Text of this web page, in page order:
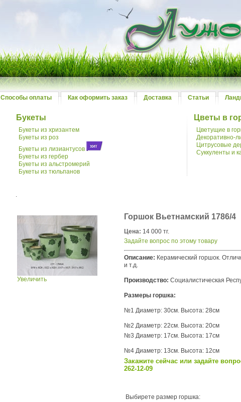
Способы оплаты Как оформить заказ Доставка Статьи
Букеты
Букеты из хризантем
Букеты из роз
Букеты из лизиантусов
Букеты из гербер
Букеты из альстромерий
Букеты из тюльпанов
Цветы в
Цветущие в
Декоративно-
Цитрусовые
Суккуленты и
.
Увеличить
Горшок Вьетнамский 1786/4
Цена: 14 000 тг.
Задайте вопрос по этому товару
Описание: Керамический горшок.
и т.д.
Производство: Социалистическая
Размеры горшка:
№1 Диаметр: 30см. Высота: 28см
№2 Диаметр: 22см. Высота: 20см
№3 Диаметр: 17см. Высота: 17см
№4 Диаметр: 13см. Высота: 12см
Закажите сейчас или задайте
262-12-09
Выбирете размер горшка: